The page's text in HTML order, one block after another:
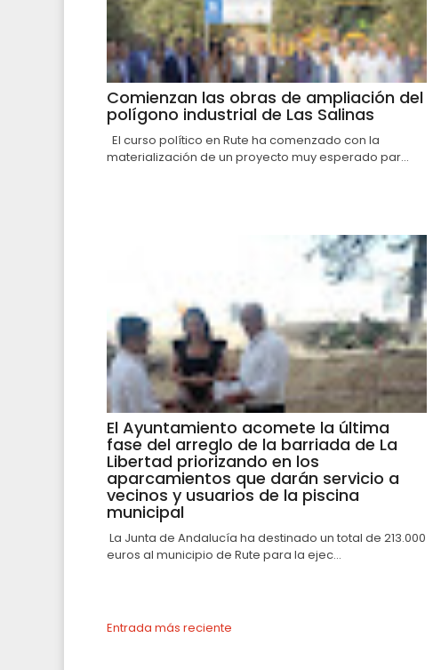
Comienzan las obras de ampliación del
polígono industrial de Las Salinas
El curso político en Rute ha comenzado con la
materialización de un proyecto muy esperado par...
El Ayuntamiento acomete la última
fase del arreglo de la barriada de La
Libertad priorizando en los
aparcamientos que darán servicio a
vecinos y usuarios de la piscina
municipal
La Junta de Andalucía ha destinado un total de 213.000
euros al municipio de Rute para la ejec...
Entrada más reciente